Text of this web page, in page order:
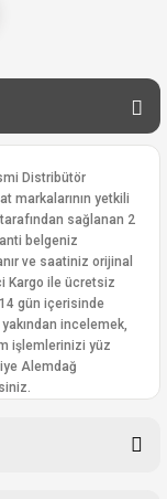
Distribütör
markalarının yetkili
sağlanan 2
belgeniz
ve saatiniz orijinal
Kargo ile ücretsiz
14 gün içerisinde
incelemek,
işlemlerinizi yüz
Alemdağ